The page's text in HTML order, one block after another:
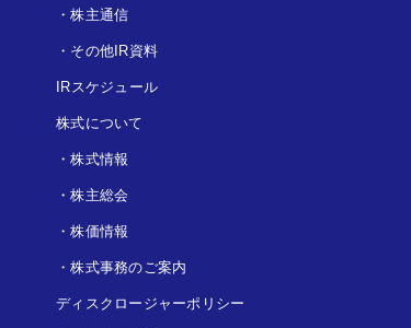
・株主通信
・ その他IR資料
IRスケジュール
株式について
・株式情報
・株主総会
・株価情報
・株式事務のご案内
ディスクロージャーポリシー